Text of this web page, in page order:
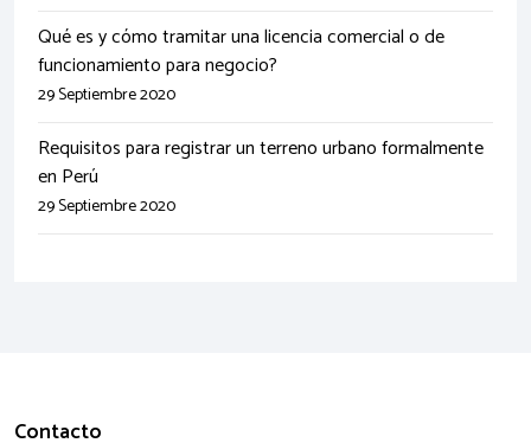
Qué es y cómo tramitar una licencia comercial o de
funcionamiento para negocio?
29 Septiembre 2020
Requisitos para registrar un terreno urbano formalmente
en Perú
29 Septiembre 2020
Contacto